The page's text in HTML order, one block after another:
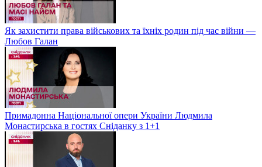
Як захистити права військових та їхніх родин під час війни —
Любов Галан
Примадонна Національної опери України Людмила
Монастирська в гостях Сніданку з 1+1